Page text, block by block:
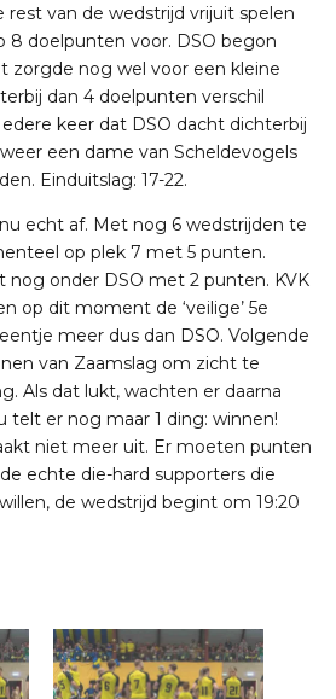
rest van de wedstrijd vrijuit spelen
8 doelpunten voor. DSO begon
zorgde nog wel voor een kleine
dan 4 doelpunten verschil
keer dat DSO dacht dichterbij
een dame van Scheldevogels
Einduitslag: 17-22.
echt af. Met nog 6 wedstrijden te
op plek 7 met 5 punten.
nog onder DSO met 2 punten. KVK
op dit moment de ‘veilige’ 5e
meer dus dan DSO. Volgende
van Zaamslag om zicht te
Als dat lukt, wachten er daarna
telt er nog maar 1 ding: winnen!
niet meer uit. Er moeten punten
echte die-hard supporters die
de wedstrijd begint om 19:20